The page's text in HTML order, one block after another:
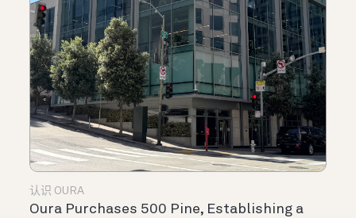
认识 OURA
Oura Purchases 500 Pine, Establishing a